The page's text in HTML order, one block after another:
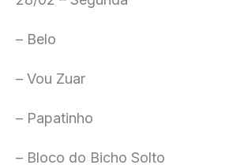
– Belo
– Vou Zuar
– Papatinho
– Bloco do Bicho Solto